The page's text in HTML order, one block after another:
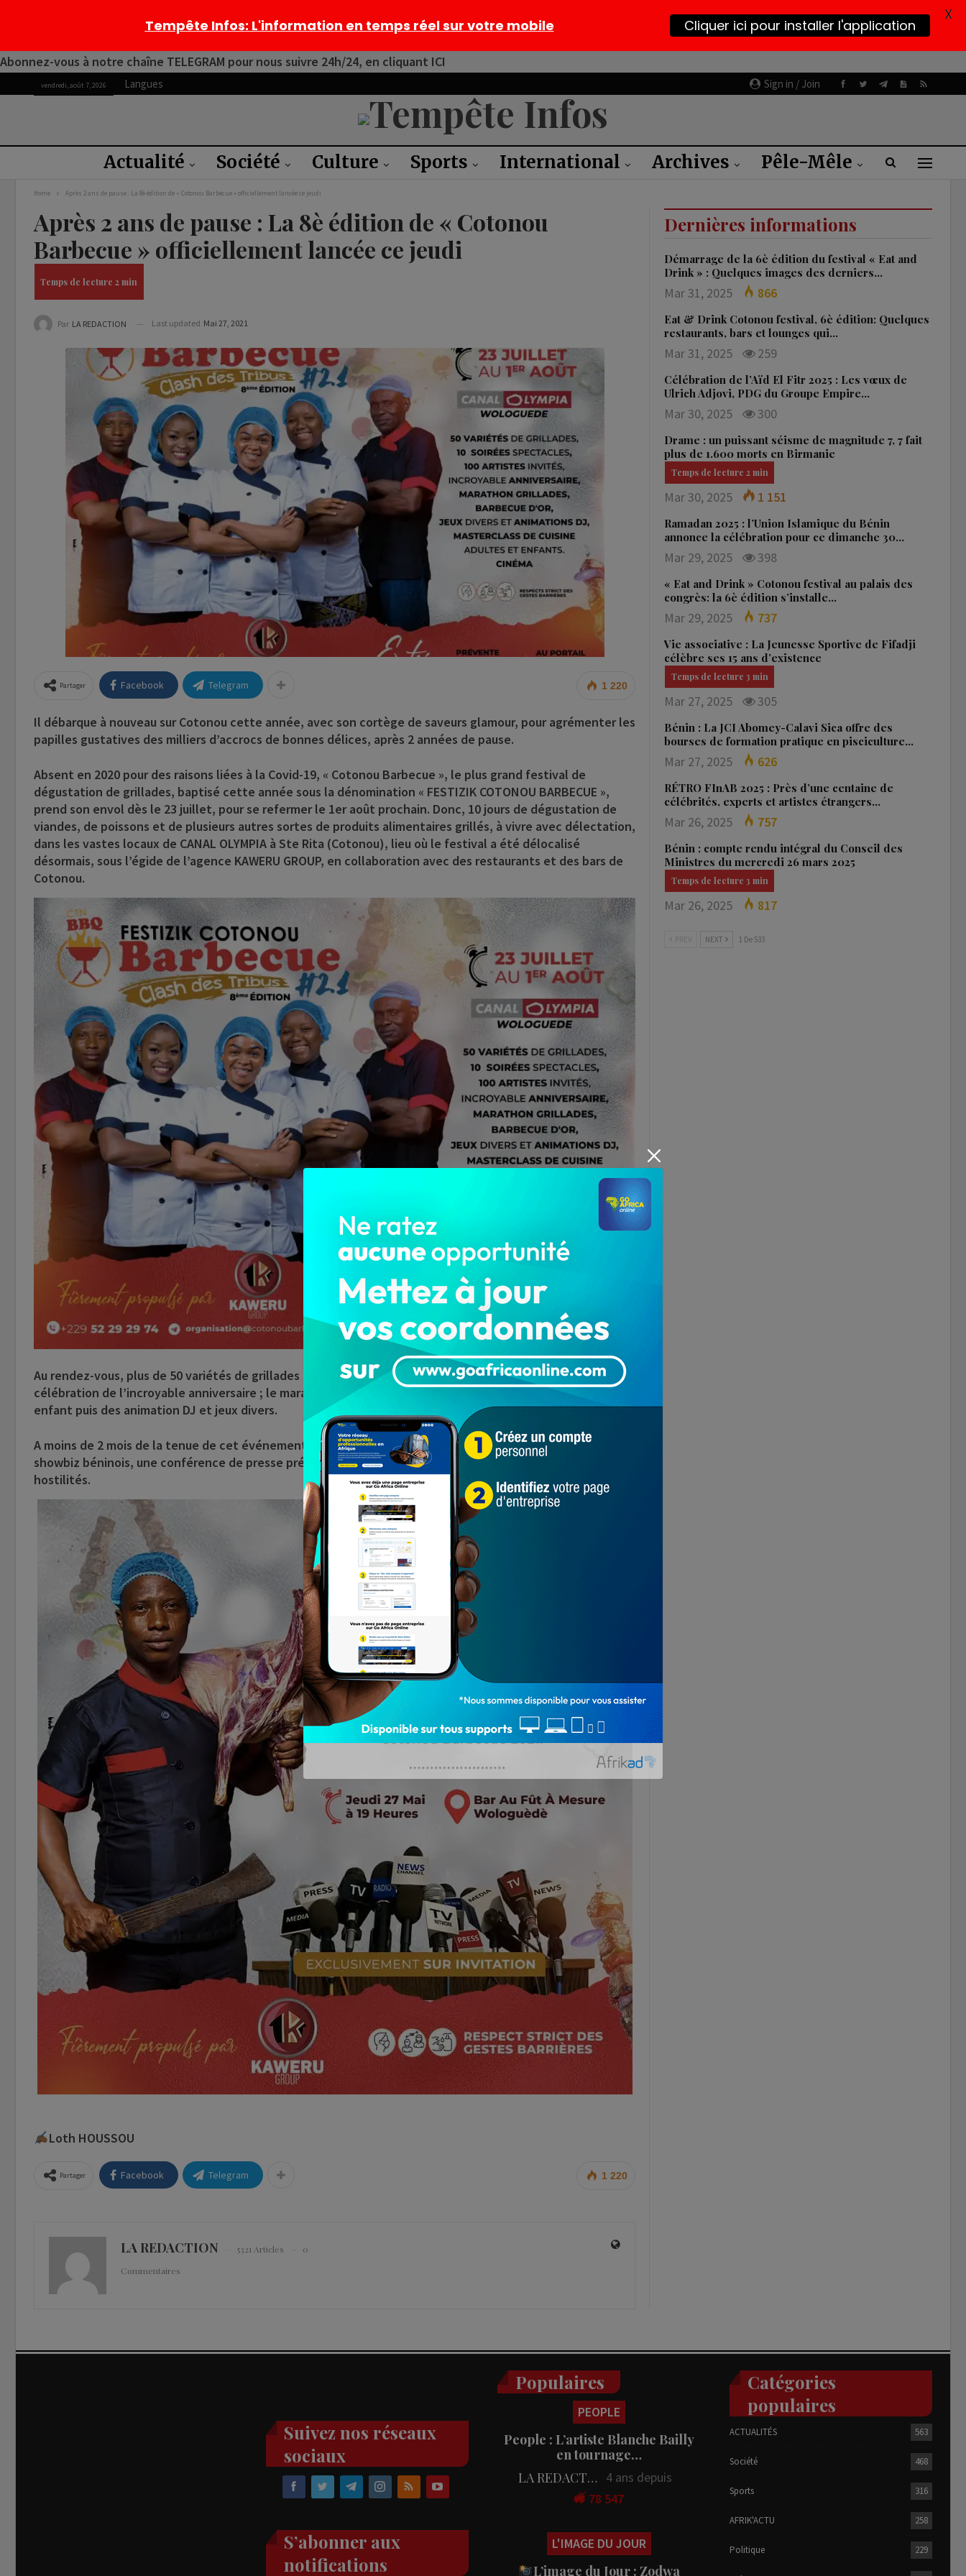
Abonnez-vous à notre chaîne TELEGRAM pour nous suivre 24h/24, en cliquant ICI
Sign in / Join
vendredi, août 7, 2026 Langues
Actualité Société Culture Sports International Archives Pêle-Mêle
Home Après 2 ans de pause : La 8è édition de « Cotonou Barbecue » officiellement lancée ce jeudi
Après 2 ans de pause : La 8è édition de « Cotonou
Barbecue » officiellement lancée ce jeudi
Par LA REDACTION Last updated Mai 27, 2021
1 220
Partager Facebook Telegram
Il débarque à nouveau sur Cotonou cette année, avec son cortège de saveurs glamour, pour agrémenter les
papilles gustatives des milliers d’accrocs de bonnes délices, après 2 années de pause.
Absent en 2020 pour des raisons liées à la Covid-19, « Cotonou Barbecue », le plus grand festival de
dégustation de grillades, baptisé cette année sous la dénomination « FESTIZIK COTONOU BARBECUE »,
prend son envol dès le 23 juillet, pour se refermer le 1er août prochain. Donc, 10 jours de dégustation de
viandes, de poissons et de plusieurs autres sortes de produits alimentaires grillés, à vivre avec délectation,
dans les vastes locaux de CANAL OLYMPIA à Ste Rita (Cotonou), lieu où le festival a été délocalisé
désormais, sous l’égide de l’agence KAWERU GROUP, en collaboration avec des restaurants et des bars de
Cotonou.
Au rendez-vous, plus de 50 variétés de grillades ; des concerts live avec plus de 100 artistes invités ; la
célébration de l’incroyable anniversaire ; le marathon grillades ; des Master-class de cuisine adulte et
enfant puis des animation DJ et jeux divers.
A moins de 2 mois de la tenue de cet événement qui fait déjà bouger les lignes au sein du monde du
showbiz béninois, une conférence de presse prévue pour ce soir à 19h locales (18H GMT), annoncera les
hostilités.
Loth HOUSSOU
1 220
Partager Facebook Telegram
LA REDACTION 5321 Articles
0
Commentaires
Dernières informations
Démarrage de la 6è édition du festival « Eat and
Drink » : Quelques images des derniers…
Mar 31, 2025 866
Eat & Drink Cotonou festival, 6è édition: Quelques
restaurants, bars et lounges qui…
Mar 31, 2025 259
Célébration de l’Aïd El Fitr 2025 : Les vœux de
Ulrich Adjovi, PDG du Groupe Empire…
Mar 30, 2025 300
Drame : un puissant séisme de magnitude 7, 7 fait
plus de 1.600 morts en Birmanie
Mar 30, 2025 1 151
Ramadan 2025 : l’Union Islamique du Bénin
annonce la célébration pour ce dimanche 30…
Mar 29, 2025 398
« Eat and Drink » Cotonou festival au palais des
congrès: la 6è édition s’installe…
Mar 29, 2025 737
Vie associative : La Jeunesse Sportive de Fifadji
célèbre ses 15 ans d’existence
Mar 27, 2025 305
Bénin : La JCI Abomey-Calavi Sica offre des
bourses de formation pratique en pisciculture…
Mar 27, 2025 626
RÉTRO FInAB 2025 : Près d’une centaine de
célébrités, experts et artistes étrangers…
Mar 26, 2025 757
Bénin : compte rendu intégral du Conseil des
Ministres du mercredi 26 mars 2025
Mar 26, 2025 817
NEXT 1 De 533
Suivez nos réseaux
sociaux
S’abonner aux
notifications
Populaires
PEOPLE
People : L’artiste Blanche Bailly
en tournage…
LA REDACTION
4 ans depuis
78 547
L'IMAGE DU JOUR
L’image du Jour : Zodwa
Catégories
populaires
ACTUALITÉS 563
Société 468
Sports 316
AFRIK'ACTU 258
Politique 229
Tempête Infos: L'information en temps réel sur votre mobile Cliquer ici pour installer l'application X